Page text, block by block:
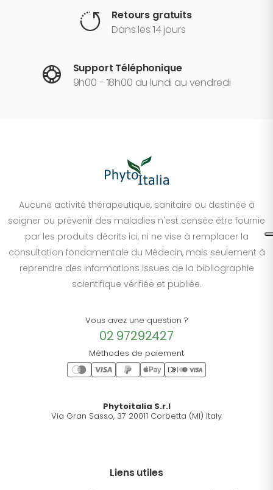
Retours gratuits
Dans les 14 jours
Support Téléphonique
9h00 - 18h00 du lundi au vendredi
Aucune activité thérapeutique, sanitaire ou destinée à
soigner ou prévenir des maladies n'est censée être fournie
par les produits décrits ici, ni ne vise à remplacer la
consultation fondamentale du Médecin, mais seulement à
reprendre des informations issues de la bibliographie
scientifique vérifiée et publiée.
Vous avez une question ?
02 97292427
Méthodes de paiement
Phytoitalia S.r.l
Via Gran Sasso, 37 20011 Corbetta (MI) Italy
Liens utiles